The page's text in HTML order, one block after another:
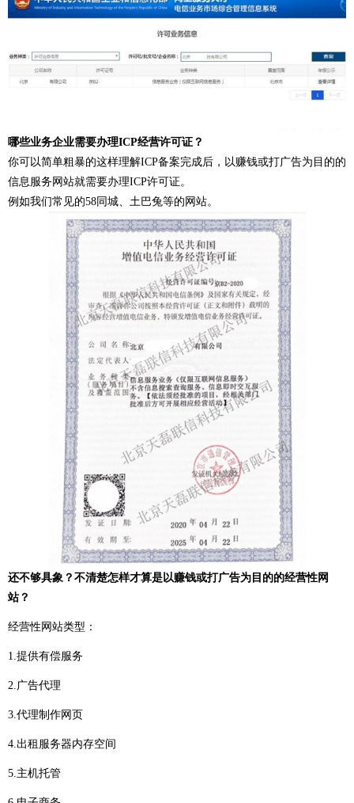
哪些业务企业需要办理ICP经营许可证？
你可以简单粗暴的这样理解ICP备案完成后，以赚钱或打广告为目的的
信息服务网站就需要办理ICP许可证。
例如我们常见的58同城、土巴兔等的网站。
还不够具象？不清楚怎样才算是以赚钱或打广告为目的的经营性网
站？
经营性网站类型：
1.提供有偿服务
2.广告代理
3.代理制作网页
4.出租服务器内存空间
5.主机托管